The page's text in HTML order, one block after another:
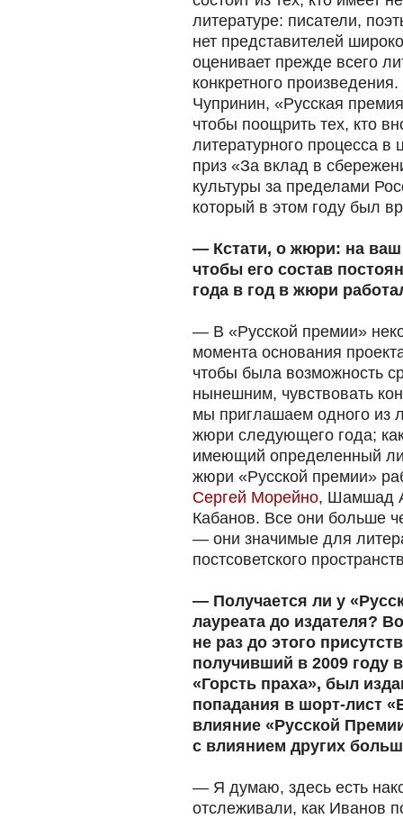
литературе: писатели,
нет представителей
оценивает прежде всего
конкретного
Чупринин, «Русская
чтобы поощрить тех, кто
литературного процесса
приз «За вклад в
культуры за пределами
который в этом году был
— Кстати, о жюри: на
чтобы его состав
года в год в жюри
— В «Русской премии»
момента основания
чтобы была возможность
нынешним, чувствовать
мы приглашаем одного из
жюри следующего года;
имеющий определенный
жюри «Русской премии»
Сергей Морейно, Шамшад
Кабанов. Все они больше
— они значимые для
постсоветского
— Получается ли у
лауреата до издателя?
не раз до этого
получивший в 2009 году
«Горсть праха», был
попадания в шорт-лист
влияние «Русской
с влиянием других
— Я думаю, здесь есть
отслеживали, как Иванов